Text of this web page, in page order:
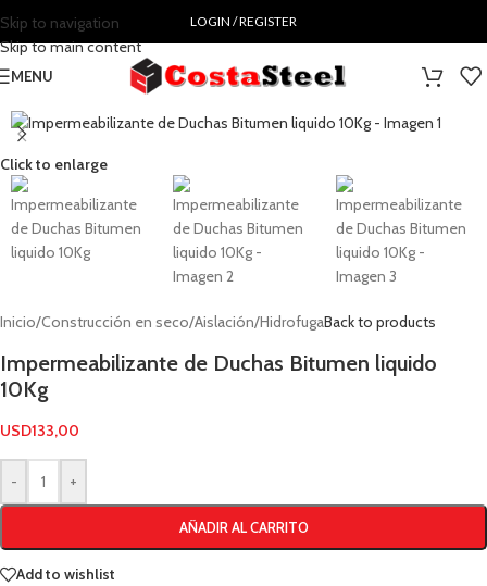
Skip to navigation
Skip to main content
LOGIN / REGISTER
MENU
Click to enlarge
Inicio/Construcción en seco/Aislación/HidrofugaBack to products
Impermeabilizante de Duchas Bitumen liquido
10Kg
USD133,00
- +
AÑADIR AL CARRITO
Add to wishlist